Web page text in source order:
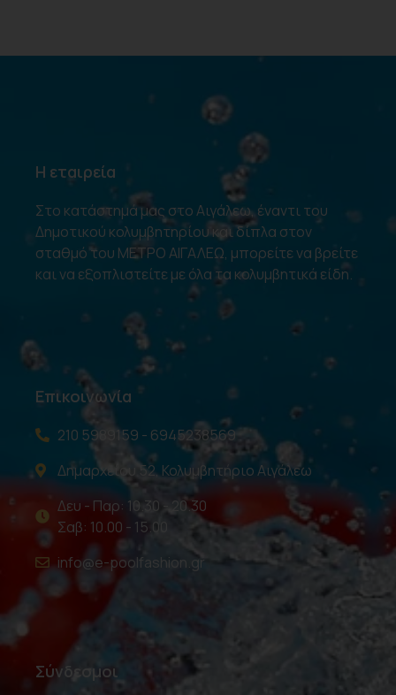
Η εταιρεία
Στο κατάστημά μας στο Αιγάλεω, έναντι του
Δημοτικού κολυμβητηρίου και δίπλα στον
σταθμό του ΜΕΤΡΟ ΑΙΓΑΛΕΩ, μπορείτε να βρείτε
και να εξοπλιστείτε με όλα τα κολυμβητικά είδη.
Επικοινωνία
210 5989159 - 6945238569
Δημαρχείου 52, Κολυμβητήριο Αιγάλεω
Δευ - Παρ: 10.30 - 20.30
Σαβ: 10.00 - 15.00
info@e-poolfashion.gr
Σύνδεσμοι